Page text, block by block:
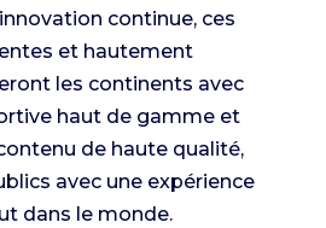
continue, ces
et hautement
les continents avec
haut de gamme et
de haute qualité,
avec une expérience
dans le monde.